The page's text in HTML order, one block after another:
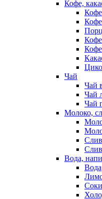
Кофе,
Чай
Чай
Чай
Чай
Молоко,
Вода,
Вода
Соки